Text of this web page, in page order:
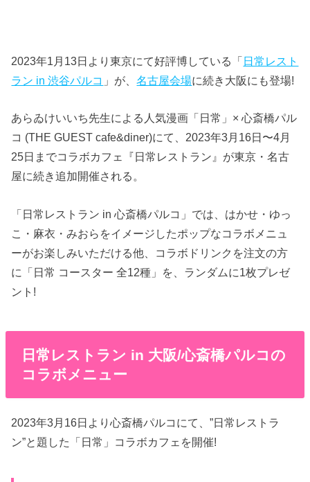
2023年1月13日より東京にて好評博している「日常レスト
ラン in 渋谷パルコ 」が、名古屋会場に続き大阪にも登場!
あらゐけいいち先生による人気漫画「日常」× 心斎橋パル
コ (THE GUEST cafe&diner)にて、2023年3月16日〜4月
25日までコラボカフェ『日常レストラン』が東京・名古
屋に続き追加開催される。
「日常レストラン in 心斎橋パルコ」では、はかせ・ゆっ
こ・麻衣・みおらをイメージしたポップなコラボメニュ
ーがお楽しみいただける他、コラボドリンクを注文の方
に「日常 コースター 全12種」を、ランダムに1枚プレゼ
ント!
日常レストラン in 大阪/心斎橋パルコの
コラボメニュー
2023年3月16日より心斎橋パルコにて、”日常レストラ
ン”と題した「日常」コラボカフェを開催!